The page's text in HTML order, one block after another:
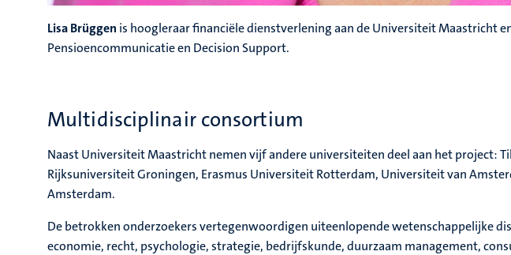
Lisa Brüggen is hoogleraar financiële dienstverlening aan de Universiteit Maastricht
Pensioencommunicatie en Decision Support.
Multidisciplinair consortium
Naast Universiteit Maastricht nemen vijf andere universiteiten deel aan het project:
Rijksuniversiteit Groningen, Erasmus Universiteit Rotterdam, Universiteit van
Amsterdam.
De betrokken onderzoekers vertegenwoordigen uiteenlopende wetenschappelijke
economie, recht, psychologie, strategie, bedrijfskunde, duurzaam management,